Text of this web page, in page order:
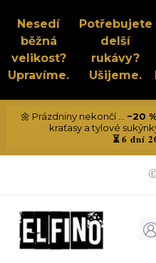
Nesedí
běžná
velikost?
Upravíme.
Potřebujete
delší
rukávy?
Ušijeme.
🌼 Prázdniny nekončí ... −20 %
kraťasy a tylové
⏳6 dní